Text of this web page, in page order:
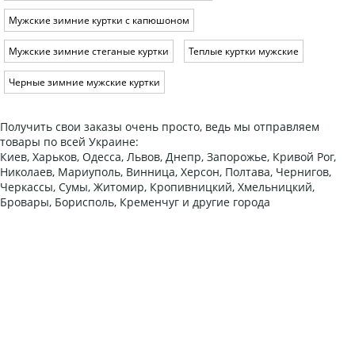
Мужские зимние куртки с капюшоном
Мужские зимние стеганые куртки Теплые куртки мужские
Черные зимние мужские куртки
Получить свои заказы очень просто, ведь мы отправляем
товары по всей Украине:
Киев, Харьков, Одесса, Львов, Днепр, Запорожье, Кривой Рог,
Николаев, Мариуполь, Винница, Херсон, Полтава, Чернигов,
Черкассы, Сумы, Житомир, Кропивницкий, Хмельницкий,
Бровары, Борисполь, Кременчуг и другие города